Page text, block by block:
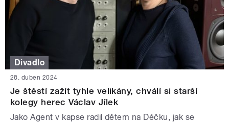
Divadlo
28. duben 2024
Je štěstí zažít tyhle velikány, chválí si starší
kolegy herec Václav Jílek
Jako Agent v kapse radil dětem na Déčku, jak se